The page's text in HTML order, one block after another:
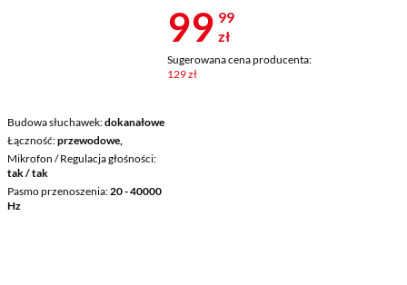
Budowa słuchawek dokanałowe
Łączność przewodowe,
Mikrofon / Regulacja głośności
tak / tak
Pasmo przenoszenia 20 - 40000
Hz
Cena 99,99
99 99
zł
Sugerowana cena producenta:
129 zł